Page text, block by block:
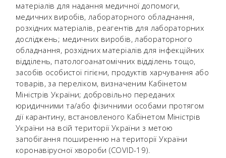
матеріалів для надання медичної допомоги,
медичних виробів, лабораторного обладнання,
розхідних матеріалів, реагентів для лабораторних
досліджень; медичних виробів, лабораторного
обладнання, розхідних матеріалів для інфекційних
відділень, патологоанатомічних відділень тощо,
засобів особистої гігієни, продуктів харчування або
товарів, за переліком, визначеним Кабінетом
Міністрів України; добровільно переданих
юридичними та/або фізичними особами протягом
дії карантину, встановленого Кабінетом Міністрів
України на всій території України з метою
запобігання поширенню на території України
коронавірусної хвороби (COVID-19).